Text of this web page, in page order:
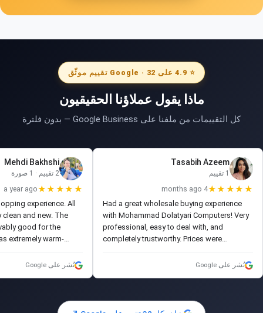
⭐ 4.9 على Google · 32 تقييم موثّق
ماذا يقول عملاؤنا الحقيقيون
كل التقييمات من ملفنا على Google Business — بدون فلترة
Tasabih Azeem
1 تقييم
★★★★★
4 months ago
Had a great wholesale buying experience
with Mohammad Dolatyari Computers! Very
professional, easy to deal with, and
completely trustworthy. Prices were
the order was delivered exactly as نُشر على Google
Mehdi Bakhshi
2 تقييم · 1 صورة
★★★★★
a year ago
experience. All
clean and new. The
good for the
extremely warm-
نُشر على Google